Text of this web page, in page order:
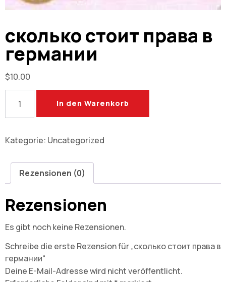
сколько стоит права в
германии
$10.00
In den Warenkorb
Kategorie: Uncategorized
Rezensionen (0)
Rezensionen
Es gibt noch keine Rezensionen.
Schreibe die erste Rezension für „сколько стоит права в
германии“
Deine E-Mail-Adresse wird nicht veröffentlicht.